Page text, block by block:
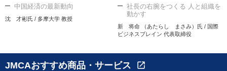
中国経済の最新動向
沈 才彬氏 / 多摩大学 教授
社長の右腕をつくる 人と組織を
動かす
新 将命 （あたらし まさみ）氏 / 国際
ビジネスブレイン 代表取締役
JMCAおすすめ商品・サービス open_in_new